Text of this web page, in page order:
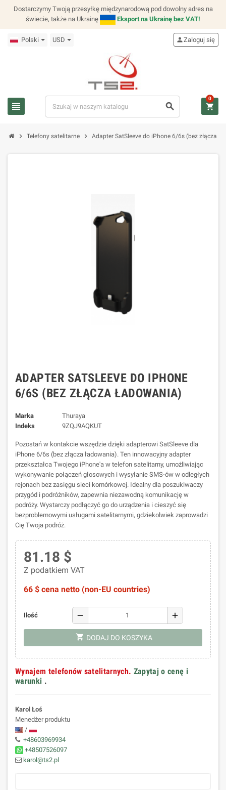
Dostarczymy Twoją przesyłkę międzynarodową pod dowolny adres na
świecie, także na Ukrainę
Eksport na Ukrainę bez VAT!
Polski USD
view_headline search
personZaloguj się
shopping_cart
0
chevron_right Telefony satelitarne chevron_right Adapter SatSleeve do iPhone 6/6s (bez złącza
ADAPTER SATSLEEVE DO IPHONE
6/6S (BEZ ZŁĄCZA ŁADOWANIA)
Marka
Thuraya
Indeks
9ZQJ9AQKUT
Pozostań w kontakcie wszędzie dzięki adapterowi SatSleeve dla
iPhone 6/6s (bez złącza ładowania). Ten innowacyjny adapter
przekształca Twojego iPhone'a w telefon satelitarny, umożliwiając
wykonywanie połączeń głosowych i wysyłanie SMS-ów w odległych
rejonach bez zasięgu sieci komórkowej. Idealny dla poszukiwaczy
przygód i podróżników, zapewnia niezawodną komunikację w
podróży. Wystarczy podłączyć go do urządzenia i cieszyć się
bezproblemowymi usługami satelitarnymi, gdziekolwiek zaprowadzi
Cię Twoja podróż.
81.18 $
Z podatkiem VAT
66 $ cena netto (non-EU countries)
Ilość remove add
shopping_cart DODAJ DO KOSZYKA
Wynajem telefonów satelitarnych. Zapytaj o cenę i
warunki .
Karol Łoś
Menedżer produktu
/
+48603969934
+48507526097
karol@ts2.pl